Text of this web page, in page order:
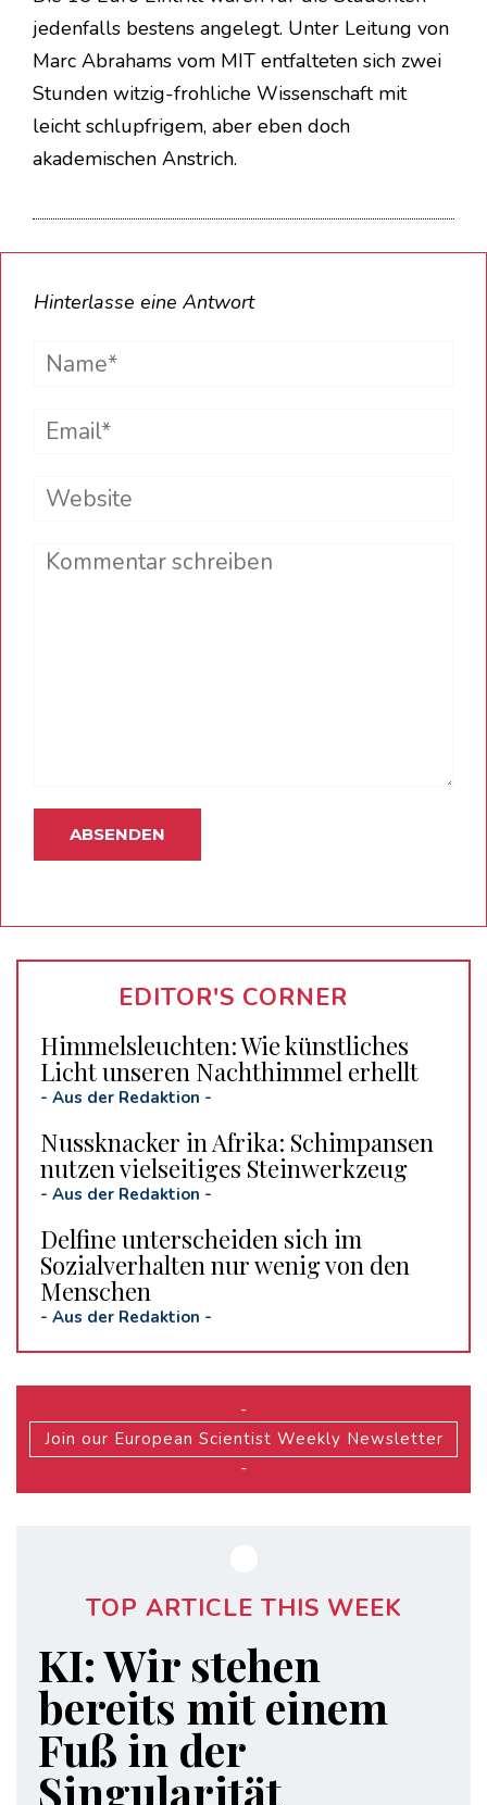
jedenfalls bestens angelegt. Unter Leitung von
Marc Abrahams vom MIT entfalteten sich zwei
Stunden witzig-frohliche Wissenschaft mit
leicht schlupfrigem, aber eben doch
akademischen Anstrich.
Hinterlasse eine Antwort
Name*
Email*
Website
Comment
EDITOR'S CORNER
Himmelsleuchten: Wie künstliches
Licht unseren Nachthimmel erhellt
- Aus der Redaktion -
Nussknacker in Afrika: Schimpansen
nutzen vielseitiges Steinwerkzeug
- Aus der Redaktion -
Delfine unterscheiden sich im
Sozialverhalten nur wenig von den
Menschen
- Aus der Redaktion -
-
Join our European Scientist Weekly Newsletter
-
TOP ARTICLE THIS WEEK
KI: Wir stehen
bereits mit einem
Fuß in der
Singularität